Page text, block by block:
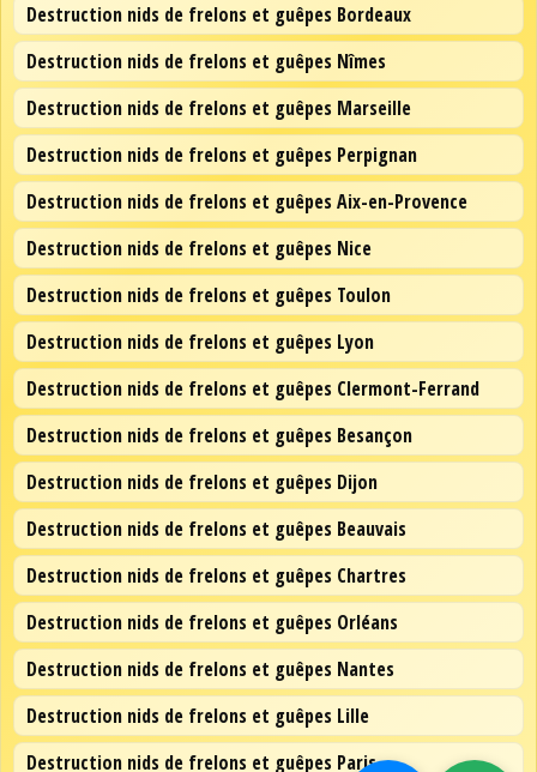
Destruction nids de frelons et guêpes Bordeaux
Destruction nids de frelons et guêpes Nîmes
Destruction nids de frelons et guêpes Marseille
Destruction nids de frelons et guêpes Perpignan
Destruction nids de frelons et guêpes Aix-en-Provence
Destruction nids de frelons et guêpes Nice
Destruction nids de frelons et guêpes Toulon
Destruction nids de frelons et guêpes Lyon
Destruction nids de frelons et guêpes Clermont-Ferrand
Destruction nids de frelons et guêpes Besançon
Destruction nids de frelons et guêpes Dijon
Destruction nids de frelons et guêpes Beauvais
Destruction nids de frelons et guêpes Chartres
Destruction nids de frelons et guêpes Orléans
Destruction nids de frelons et guêpes Nantes
Destruction nids de frelons et guêpes Lille
Destruction nids de frelons et guêpes Paris